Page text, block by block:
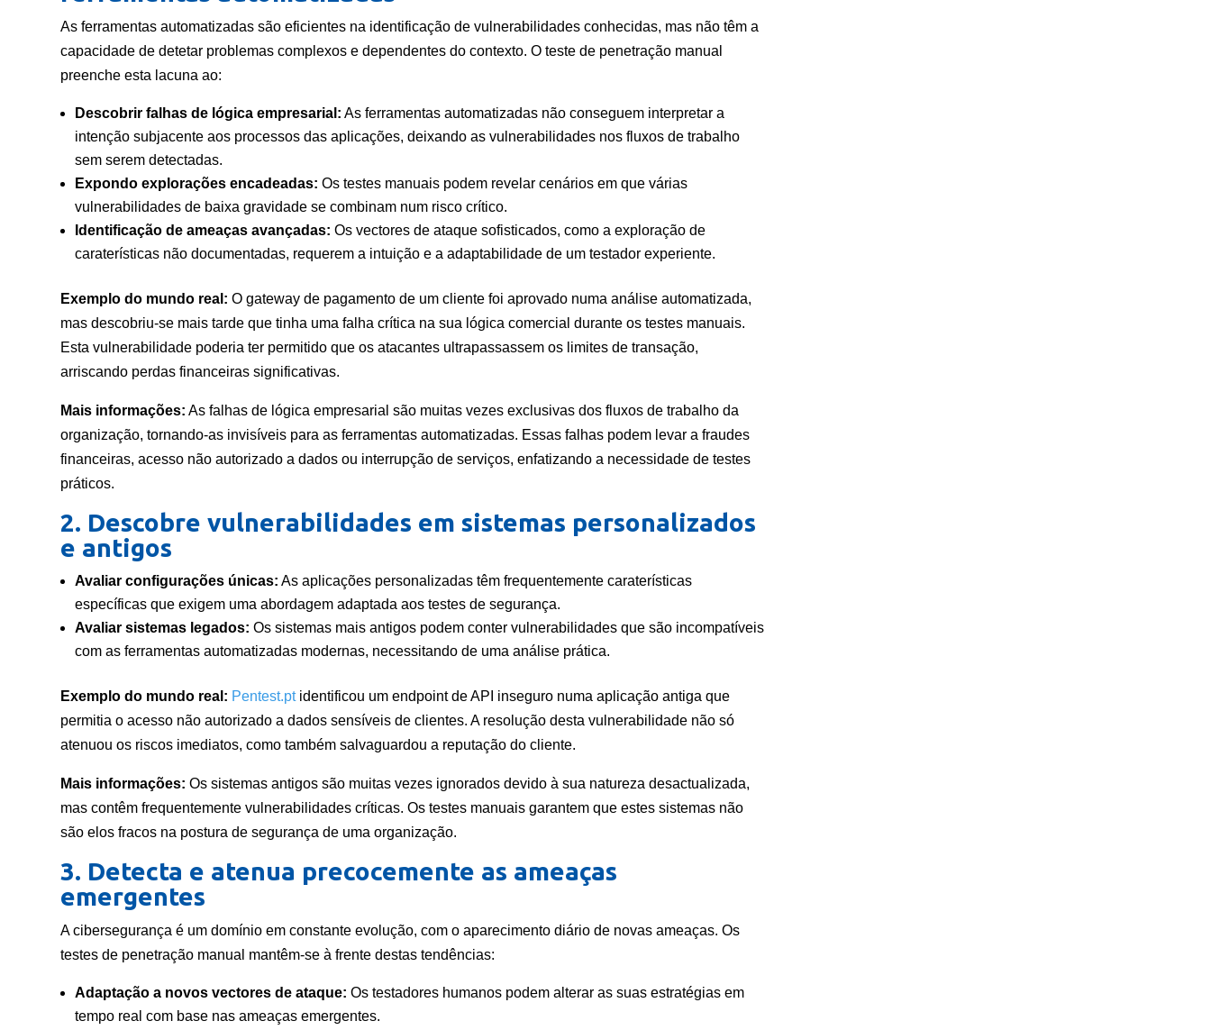
As ferramentas automatizadas são eficientes na identificação de vulnerabilidades conhecidas, mas não têm a
capacidade de detetar problemas complexos e dependentes do contexto. O teste de penetração manual
preenche esta lacuna ao:
Descobrir falhas de lógica empresarial: As ferramentas automatizadas não conseguem interpretar a
intenção subjacente aos processos das aplicações, deixando as vulnerabilidades nos fluxos de trabalho
sem serem detectadas.
Expondo explorações encadeadas: Os testes manuais podem revelar cenários em que várias
vulnerabilidades de baixa gravidade se combinam num risco crítico.
Identificação de ameaças avançadas: Os vectores de ataque sofisticados, como a exploração de
caraterísticas não documentadas, requerem a intuição e a adaptabilidade de um testador experiente.
Exemplo do mundo real: O gateway de pagamento de um cliente foi aprovado numa análise automatizada,
mas descobriu-se mais tarde que tinha uma falha crítica na sua lógica comercial durante os testes manuais.
Esta vulnerabilidade poderia ter permitido que os atacantes ultrapassassem os limites de transação,
arriscando perdas financeiras significativas.
Mais informações: As falhas de lógica empresarial são muitas vezes exclusivas dos fluxos de trabalho da
organização, tornando-as invisíveis para as ferramentas automatizadas. Essas falhas podem levar a fraudes
financeiras, acesso não autorizado a dados ou interrupção de serviços, enfatizando a necessidade de testes
práticos.
2. Descobre vulnerabilidades em sistemas personalizados
e antigos
Avaliar configurações únicas: As aplicações personalizadas têm frequentemente caraterísticas
específicas que exigem uma abordagem adaptada aos testes de segurança.
Avaliar sistemas legados: Os sistemas mais antigos podem conter vulnerabilidades que são incompatíveis
com as ferramentas automatizadas modernas, necessitando de uma análise prática.
Exemplo do mundo real: Pentest.ptidentificou um endpoint de API inseguro numa aplicação antiga que
permitia o acesso não autorizado a dados sensíveis de clientes. A resolução desta vulnerabilidade não só
atenuou os riscos imediatos, como também salvaguardou a reputação do cliente.
Mais informações: Os sistemas antigos são muitas vezes ignorados devido à sua natureza desactualizada,
mas contêm frequentemente vulnerabilidades críticas. Os testes manuais garantem que estes sistemas não
são elos fracos na postura de segurança de uma organização.
3. Detecta e atenua precocemente as ameaças
emergentes
A cibersegurança é um domínio em constante evolução, com o aparecimento diário de novas ameaças. Os
testes de penetração manual mantêm-se à frente destas tendências:
Adaptação a novos vectores de ataque: Os testadores humanos podem alterar as suas estratégias em
tempo real com base nas ameaças emergentes.